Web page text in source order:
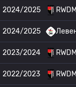
2024/2025 RWDM
2024/2025
2023/2024 RWDM
2022/2023 RWDM